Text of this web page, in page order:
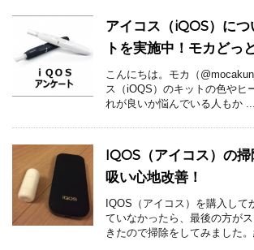
アイコス（iQOS）に
トを実施中！モカどっ
こんにちは。モカ（
ス（iOQS）のキットの色やヒ
れが良いか悩んでいる人もか ...
IQOS（アイコス）の掃
吸い心地改善！
IQOS（アイコス）を購入して
ていなかったら、最後の方が
きたので掃除をしてみました